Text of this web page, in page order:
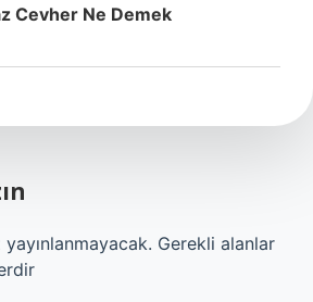
Cevher Ne Demek
Gerekli alanlar